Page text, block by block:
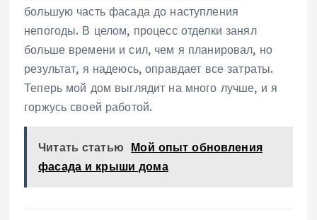
большую часть фасада до наступления
непогоды. В целом, процесс отделки занял
больше времени и сил, чем я планировал, но
результат, я надеюсь, оправдает все затраты.
Теперь мой дом выглядит на много лучше, и я
горжусь своей работой.
Читать статью Мой опыт обновления
фасада и крыши дома